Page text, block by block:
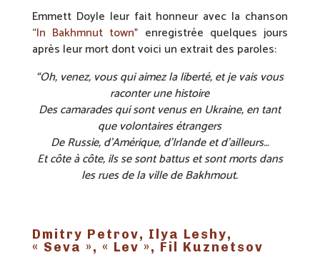
Emmett Doyle leur fait honneur avec la chanson
“In Bakhmnut town” enregistrée quelques jours
après leur mort dont voici un extrait des paroles:
“Oh, venez, vous qui aimez la liberté, et je vais vous
raconter une histoire
Des camarades qui sont venus en Ukraine, en tant
que volontaires étrangers
De Russie, d’Amérique, d’Irlande et d’ailleurs…
Et côte à côte, ils se sont battus et sont morts dans
les rues de la ville de Bakhmout.
Dmitry Petrov, Ilya Leshy,
« Seva », « Lev », Fil Kuznetsov